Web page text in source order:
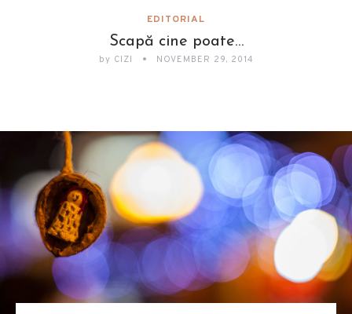
EDITORIAL
Scapă cine poate…
by CIZI NOVEMBER 29, 2014